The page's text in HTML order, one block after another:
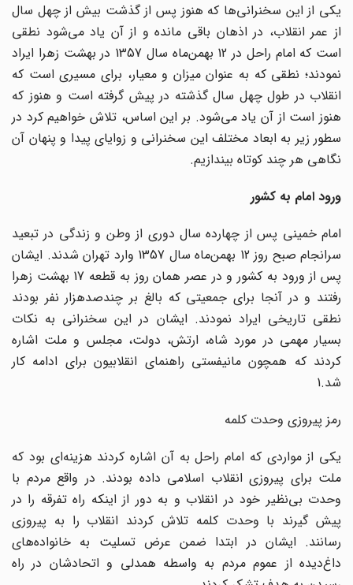
یکی از این سخنرانی‌ها که هنوز پس از گذشت بیش از چهل سال
از عمر انقلاب، در اذهان باقی مانده و از آن یاد می‌شود نطقی
است که امام راحل در 12 بهمن‌ماه سال 1357 در بهشت زهرا ایراد
نمودند‌؛ نطقی که به عنوان میزان و معیار، برای مسیری است که
انقلاب در طول چهل سال گذشته در پیش گرفته است و هنوز که
هنوز است از آن یاد می‌شود. بر این اساس، تلاش خواهیم کرد در
سطور زیر به ابعاد مختلف این سخنرانی و زوایای پیدا و پنهان آن
نگاهی هر چند کوتاه بیندازیم.
ورود امام به کشور
امام خمینی پس از چهارده سال دوری از وطن و زندگی در تبعید
سرانجام صبح روز 12 بهمن‌ماه سال 1357 وارد تهران شدند. ایشان
پس از ورود به کشور و در عصر همان روز به قطعه 17 بهشت زهرا
رفتند و در آنجا برای جمعیتی که بالغ بر چندصدهزار نفر بودند
نطقی تاریخی ایراد نمودند. ایشان در این سخنرانی به نکات
بسیار مهمی در مورد شاه، ارتش، دولت، مجلس و ملت اشاره
کردند که همچون مانیفستی راهنمای انقلابیون برای ادامه کار
شد.1
رمز پیروزی وحدت کلمه
یکی از مواردی که امام راحل به آن اشاره کردند هزینه‌ای بود که
ملت برای پیروزی انقلاب اسلامی داده بودند. در واقع مردم با
وحدت بی‌نظیر خود در انقلاب و به دور از اینکه راه تفرقه را در
پیش گیرند با وحدت کلمه تلاش کردند انقلاب را به پیروزی
رسانند. ایشان در ابتدا ضمن عرض تسلیت به خانواده‌های
داغ‌دیده از عموم مردم به واسطه همدلی و اتحادشان در راه